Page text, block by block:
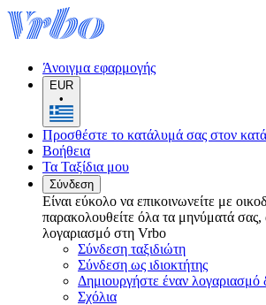
Άνοιγμα εφαρμογής
EUR
•
Προσθέστε το κατάλυμά σας στον
Βοήθεια
Τα Ταξίδια μου
Σύνδεση
Είναι εύκολο να επικοινωνείτε με
παρακολουθείτε όλα τα μηνύματά σας,
λογαριασμό στη Vrbo
Σύνδεση ταξιδιώτη
Σύνδεση ως ιδιοκτήτης
Δημιουργήστε έναν λογαριασμό
Σχόλια